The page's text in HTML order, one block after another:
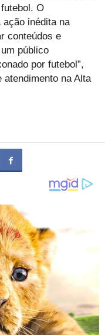
O
inédita na
conteúdos e
público
por futebol”,
na Alta